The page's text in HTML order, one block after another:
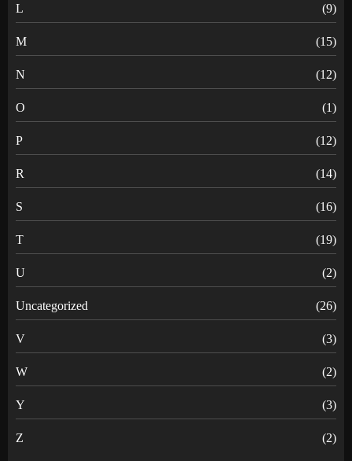
L (9)
M (15)
N (12)
O (1)
P (12)
R (14)
S (16)
T (19)
U (2)
Uncategorized (26)
V (3)
W (2)
Y (3)
Z (2)